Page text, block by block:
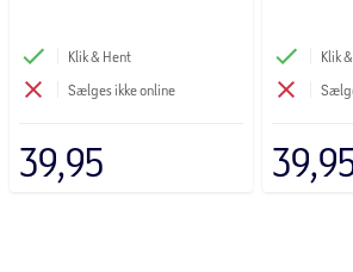
Klik & Hent
Sælges ikke online
39,95
Klik